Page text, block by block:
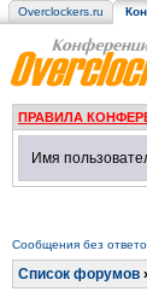
Overclockers.ru
ПРАВИЛА
Имя
Сообщения без
Список форумов